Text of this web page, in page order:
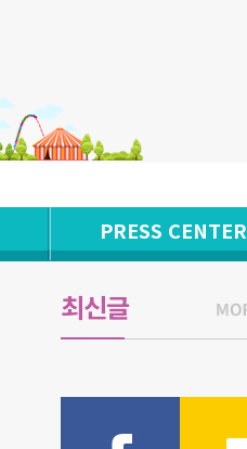
PRESS CENTER
최신글